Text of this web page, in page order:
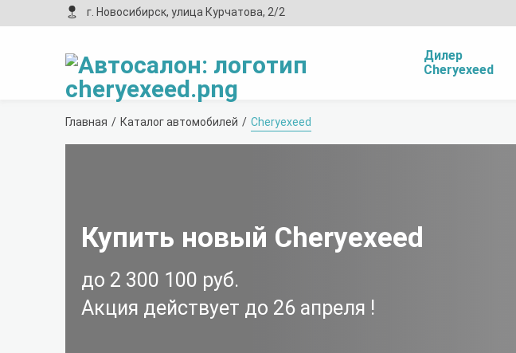
г. Новосибирск, улица Курчатова, 2/2
Дилер
Cheryexeed
Главная Каталог автомобилей Cheryexeed
Купить новый Cheryexeed
до 2 300 100 руб.
Акция действует до 26 апреля !